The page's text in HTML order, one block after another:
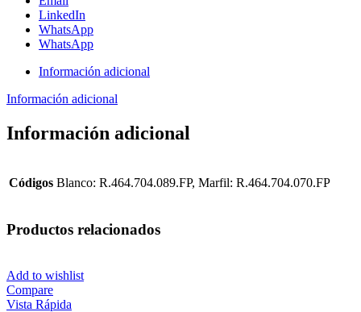
LinkedIn
WhatsApp
WhatsApp
Información adicional
Información adicional
Información adicional
Códigos Blanco: R.464.704.089.FP, Marfil: R.464.704.070.FP
Productos relacionados
Add to wishlist
Compare
Vista Rápida